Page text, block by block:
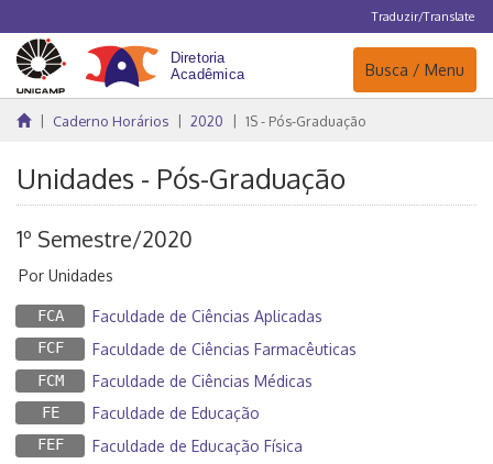
Traduzir/Translate
Navegação
Busca / Menu
Caderno Horários 2020 1S - Pós-Graduação
Unidades - Pós-Graduação
1º Semestre/2020
Por Unidades
FCA Faculdade de Ciências Aplicadas
FCF Faculdade de Ciências Farmacêuticas
FCM Faculdade de Ciências Médicas
FE Faculdade de Educação
FEF Faculdade de Educação Física